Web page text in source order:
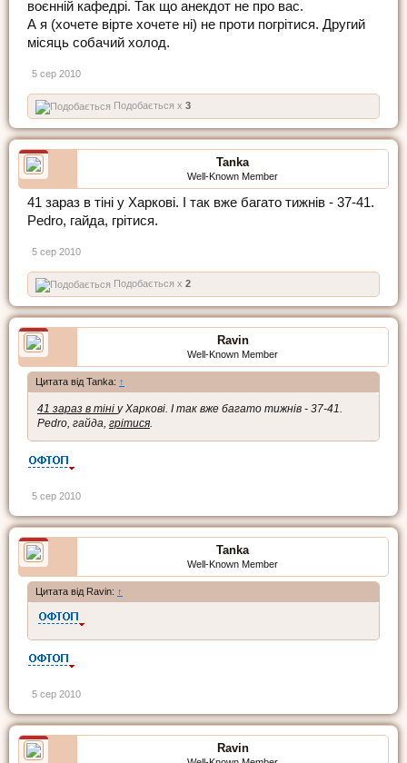
воєнній кафедрі. Так що анекдот не про вас.
А я (хочете вірте хочете ні) не проти погрітися. Другий
місяць собачий холод.
5 сер 2010
Подобається x 3
Tanka
Well-Known Member
41 зараз в тіні у Харкові. І так вже багато тижнів - 37-41.
Pedro, гайда, грітися.
5 сер 2010
Подобається x 2
Ravin
Well-Known Member
Цитата від Tanka: ↑
41 зараз в тіні у Харкові. І так вже багато тижнів - 37-41.
Pedro, гайда, грітися.
5 сер 2010
Tanka
Well-Known Member
Цитата від Ravin: ↑
5 сер 2010
Ravin